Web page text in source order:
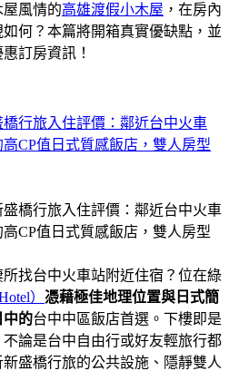
風情的高雄渡假小木屋 ，在房內
何？本篇將開箱真實優缺點，並
訂房資訊！
橋行旅入住評價：鄰近台中火車
CP值日式質感飯店，雙人房型
找台中火車站附近住宿？位在綠
） 憑藉極佳地理位置與日式簡
中的台中中區飯店首選。下樓即是
論是台中自由行或好友輕旅行都
盛橋行旅的公共設施、隱靜雙人